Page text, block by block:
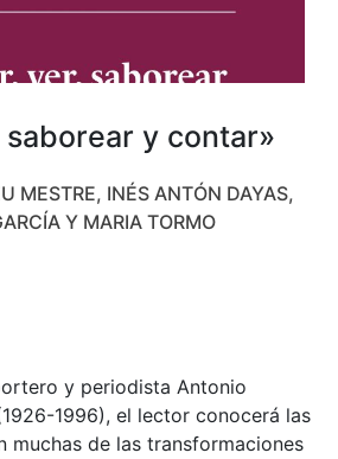
saborear y contar»
MESTRE, INÉS ANTÓN DAYAS,
Y MARIA TORMO
y periodista Antonio
1996), el lector conocerá las
muchas de las transformaciones